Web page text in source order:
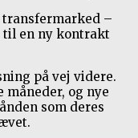
transfermarked –
til en ny kontrakt
på vej videre.
måneder, og nye
som deres